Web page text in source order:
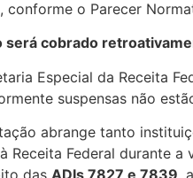
conforme o Parecer
será cobrado
Especial da Receita
suspensas não
abrange tanto
Receita Federal durante a